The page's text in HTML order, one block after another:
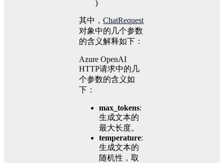
    }
其中， ChatRequest
对象中的几个参数
的含义解释如下：
Azure OpenAI
HTTP请求中的几
个参数的含义如
下：
max_tokens:
生成文本的
最大长度。
temperature:
生成文本的
随机性，取